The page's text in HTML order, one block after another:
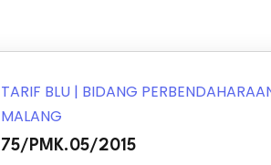
Berita
TARIF BLU | BIDANG
MALANG
75/PMK.05/2015